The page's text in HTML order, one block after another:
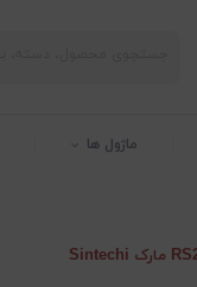
ماژول ها